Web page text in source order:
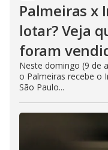
Palmeiras x
lotar? Veja
foram
Neste domingo (9 de
o Palmeiras recebe o
São Paulo...